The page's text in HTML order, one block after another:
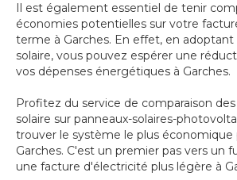
Il est également essentiel de tenir
économies potentielles sur votre
terme à Garches. En effet, en adoptant
solaire, vous pouvez espérer une
vos dépenses énergétiques à Garches.
Profitez du service de comparaison
solaire sur panneaux-solaires-
trouver le système le plus économique
Garches. C'est un premier pas vers un
une facture d'électricité plus légère à